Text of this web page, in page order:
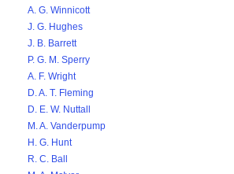
A. G. Winnicott
J. G. Hughes
J. B. Barrett
P. G. M. Sperry
A. F. Wright
D. A. T. Fleming
D. E. W. Nuttall
M. A. Vanderpump
H. G. Hunt
R. C. Ball